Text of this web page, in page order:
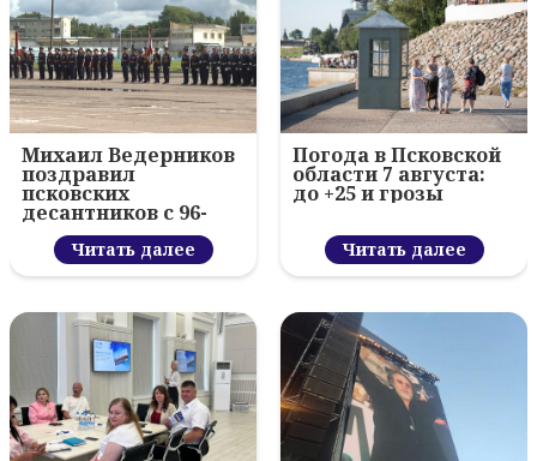
Михаил Ведерников
поздравил
псковских
десантников с 96-
летием ВДВ и
вручил награды
Читать далее
Погода в Псковской
области 7 августа:
до +25 и грозы
Читать далее